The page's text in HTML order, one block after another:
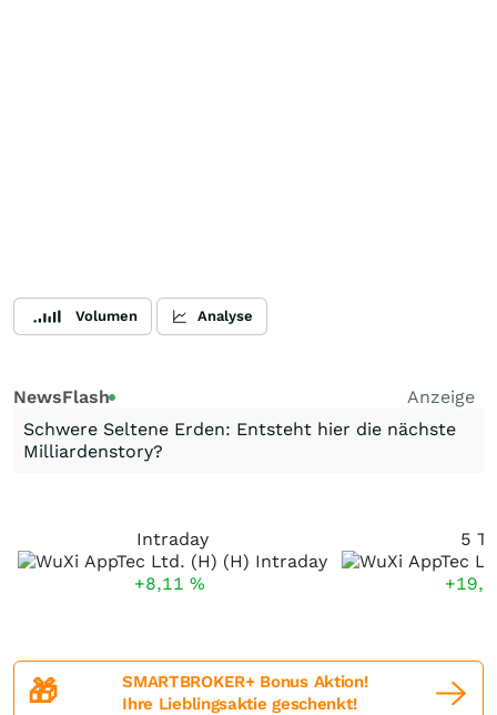
Volumen Analyse
NewsFlash
Anzeige
Schwere Seltene Erden: Entsteht hier die nächste
Milliardenstory?
Intraday
+8,11 %
5
🎁
SMARTBROKER+ Bonus Aktion!
Ihre Lieblingsaktie geschenkt!